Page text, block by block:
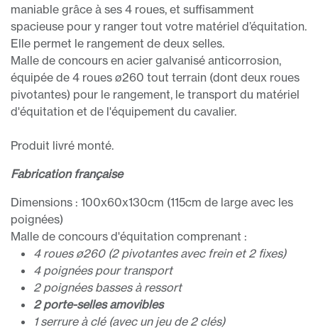
maniable grâce à ses 4 roues, et suffisamment
spacieuse pour y ranger tout votre matériel d’équitation.
Elle permet le rangement de deux selles.
Malle de concours en acier galvanisé anticorrosion,
équipée de 4 roues ø260 tout terrain (dont deux roues
pivotantes) pour le rangement, le transport du matériel
d'équitation et de l'équipement du cavalier.
Produit livré monté.
Fabrication française
Dimensions : 100x60x130cm (115cm de large avec les
poignées)
Malle de concours d'équitation comprenant :
4 roues ø260 (2 pivotantes avec frein et 2 fixes)
4 poignées pour transport
2 poignées basses à ressort
2 porte-selles amovibles
1 serrure à clé (avec un jeu de 2 clés)